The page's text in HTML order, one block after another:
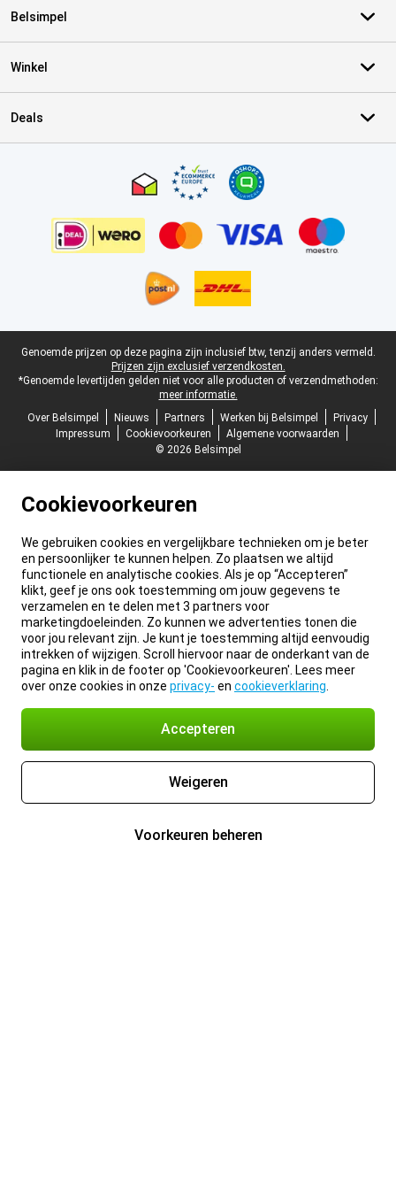
Belsimpel
Winkel
Deals
Juridische voettekst
Genoemde prijzen op deze pagina zijn inclusief btw, tenzij anders vermeld.
Prijzen zijn exclusief verzendkosten.
*Genoemde levertijden gelden niet voor alle producten of verzendmethoden:
meer informatie.
Over Belsimpel
Nieuws Partners Werken bij Belsimpel
Privacy
Impressum
Cookievoorkeuren
Algemene voorwaarden
© 2026 Belsimpel
Cookievoorkeuren
We gebruiken cookies en vergelijkbare technieken om je beter
en persoonlijker te kunnen helpen. Zo plaatsen we altijd
functionele en analytische cookies. Als je op “Accepteren”
klikt, geef je ons ook toestemming om jouw gegevens te
verzamelen en te delen met 3 partners voor
marketingdoeleinden. Zo kunnen we advertenties tonen die
voor jou relevant zijn. Je kunt je toestemming altijd eenvoudig
intrekken of wijzigen. Scroll hiervoor naar de onderkant van de
pagina en klik in de footer op 'Cookievoorkeuren'. Lees meer
over onze cookies in onze privacy- en cookieverklaring
Accepteren
Weigeren
Voorkeuren beheren